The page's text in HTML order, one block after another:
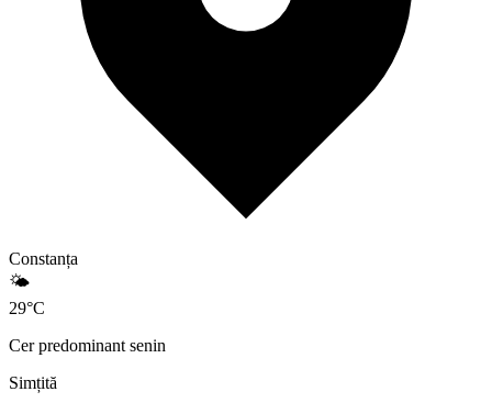
Constanța
🌤️
29°C
Cer predominant senin
Simțită